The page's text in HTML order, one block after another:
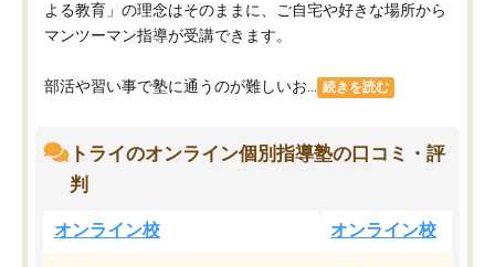
よる教育」の理念はそのままに、ご自宅や好きな場所から
マンツーマン指導が受講できます。
部活や習い事で塾に通うのが難しいお... 続きを読む
トライのオンライン個別指導塾の口コミ・評
判
オンライン校 オンライン校